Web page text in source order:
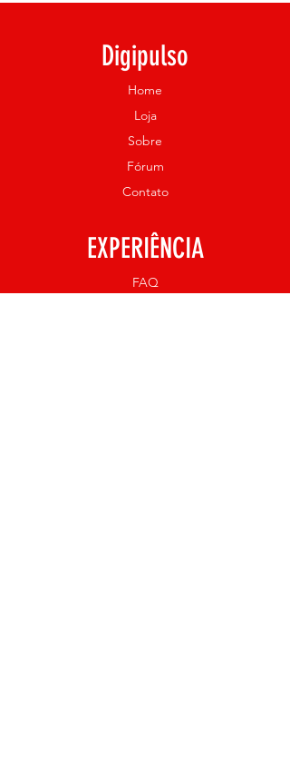
cotovelo, braço e antebraço;
instabilidade; Artrite reumatoide,
fratura de colo do úmero e
cotovelo, contusões, luxações,
sequelas de ave (acidente
vascular encefálico), período pós-
operatório e apoio para gesso.
Digipulso
Home
Loja
Sobre
Fórum
Contato
EXPERIÊNCIA
FAQ